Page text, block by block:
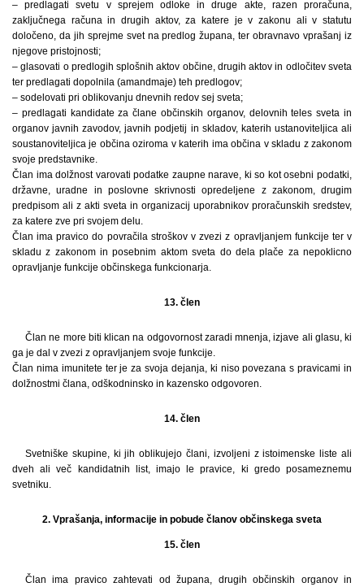
– predlagati svetu v sprejem odloke in druge akte, razen proračuna,
zaključnega računa in drugih aktov, za katere je v zakonu ali v statutu
določeno, da jih sprejme svet na predlog župana, ter obravnavo vprašanj iz
njegove pristojnosti;
– glasovati o predlogih splošnih aktov občine, drugih aktov in odločitev sveta
ter predlagati dopolnila (amandmaje) teh predlogov;
– sodelovati pri oblikovanju dnevnih redov sej sveta;
– predlagati kandidate za člane občinskih organov, delovnih teles sveta in
organov javnih zavodov, javnih podjetij in skladov, katerih ustanoviteljica ali
soustanoviteljica je občina oziroma v katerih ima občina v skladu z zakonom
svoje predstavnike.
Član ima dolžnost varovati podatke zaupne narave, ki so kot osebni podatki,
državne, uradne in poslovne skrivnosti opredeljene z zakonom, drugim
predpisom ali z akti sveta in organizacij uporabnikov proračunskih sredstev,
za katere zve pri svojem delu.
Član ima pravico do povračila stroškov v zvezi z opravljanjem funkcije ter v
skladu z zakonom in posebnim aktom sveta do dela plače za nepoklicno
opravljanje funkcije občinskega funkcionarja.
13. člen
Član ne more biti klican na odgovornost zaradi mnenja, izjave ali glasu, ki
ga je dal v zvezi z opravljanjem svoje funkcije.
Član nima imunitete ter je za svoja dejanja, ki niso povezana s pravicami in
dolžnostmi člana, odškodninsko in kazensko odgovoren.
14. člen
Svetniške skupine, ki jih oblikujejo člani, izvoljeni z istoimenske liste ali
dveh ali več kandidatnih list, imajo le pravice, ki gredo posameznemu
svetniku.
2. Vprašanja, informacije in pobude članov občinskega sveta
15. člen
Član ima pravico zahtevati od župana, drugih občinskih organov in